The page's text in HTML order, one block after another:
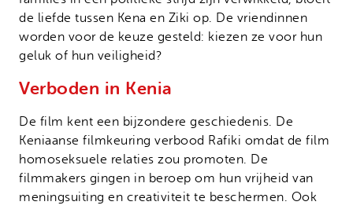
de liefde tussen Kena en Ziki op. De vriendinnen
worden voor de keuze gesteld: kiezen ze voor hun
geluk of hun veiligheid?
Verboden in Kenia
De film kent een bijzondere geschiedenis. De
Keniaanse filmkeuring verbood Rafiki omdat de film
homoseksuele relaties zou promoten. De
filmmakers gingen in beroep om hun vrijheid van
meningsuiting en creativiteit te beschermen. Ook